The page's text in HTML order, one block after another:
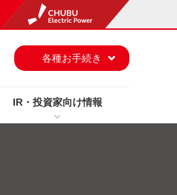
IR・投資家向け情報
各種お手続き